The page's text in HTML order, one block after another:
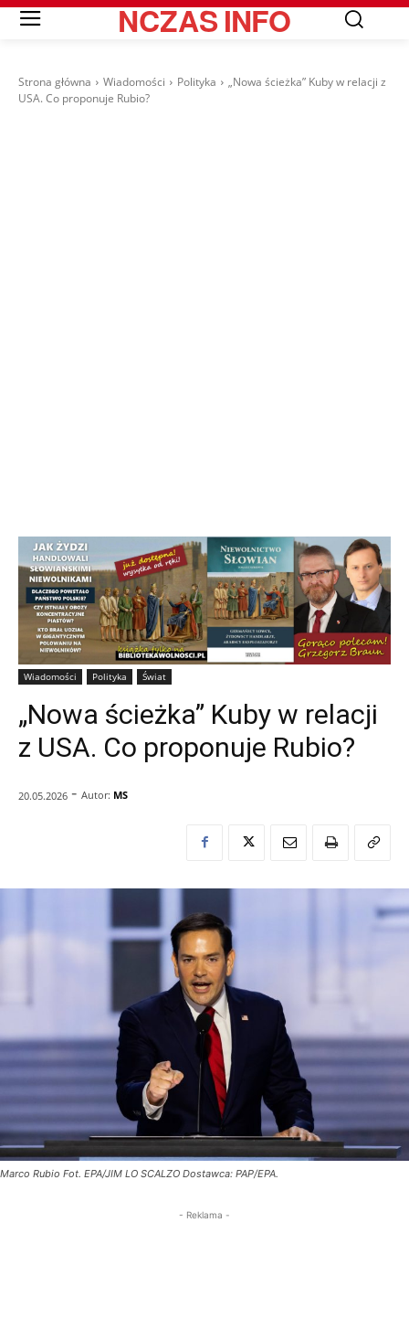
NCZASINFO
Strona główna Wiadomości Polityka
„Nowa ścieżka” Kuby w relacji z
USA. Co proponuje Rubio?
Wiadomości Polityka Świat
„Nowa ścieżka” Kuby w relacji
z USA. Co proponuje Rubio?
20.05.2026 - Autor: MS
Marco Rubio Fot. EPA/JIM LO SCALZO Dostawca: PAP/EPA.
- Reklama -